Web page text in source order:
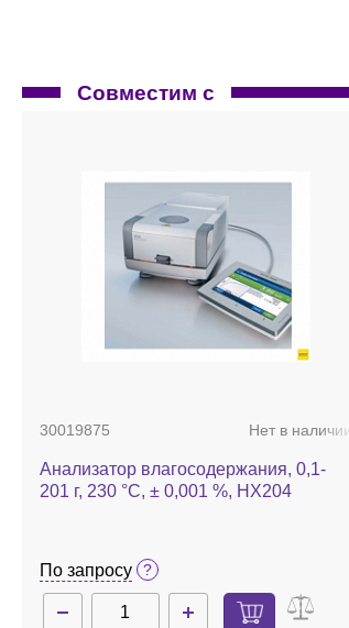
Совместим с
30019875 Нет в наличии
Анализатор влагосодержания, 0,1-
201 г, 230 °С, ± 0,001 %, HX204
По запросу